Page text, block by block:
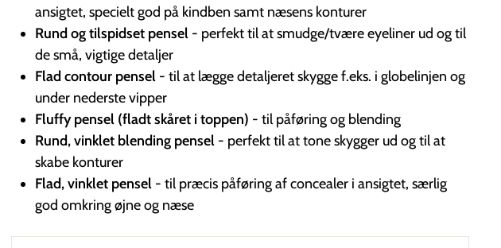
ansigtet, specielt god på kindben samt næsens konturer
Rund og tilspidset pensel - perfekt til at smudge/tvære eyeliner ud og til
de små, vigtige detaljer
Flad contour pensel - til at lægge detaljeret skygge f.eks. i globelinjen og
under nederste vipper
Fluffy pensel (fladt skåret i toppen) - til påføring og blending
Rund, vinklet blending pensel - perfekt til at tone skygger ud og til at
skabe konturer
Flad, vinklet pensel - til præcis påføring af concealer i ansigtet, særlig
god omkring øjne og næse